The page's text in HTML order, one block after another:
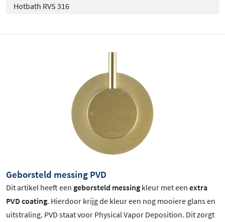
Hotbath RVS 316
Geborsteld messing PVD
Dit artikel heeft een geborsteld messing kleur met een extra
PVD coating. Hierdoor krijg de kleur een nog mooiere glans en
uitstraling. PVD staat voor Physical Vapor Deposition. Dit zorgt